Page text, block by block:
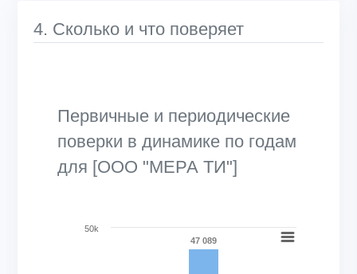
4. Сколько и что поверяет
Первичные и периодические
поверки в динамике по годам
для [ООО "МЕРА ТИ"]
Chart
47 089
50k